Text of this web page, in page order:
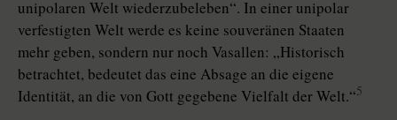
unipolaren Welt wiederzubeleben“. In einer unipolar
verfestigten Welt werde es keine souveränen Staaten
mehr geben, sondern nur noch Vasallen: „Historisch
betrachtet, bedeutet das eine Absage an die eigene
Identität, an die von Gott gegebene Vielfalt der Welt.“5